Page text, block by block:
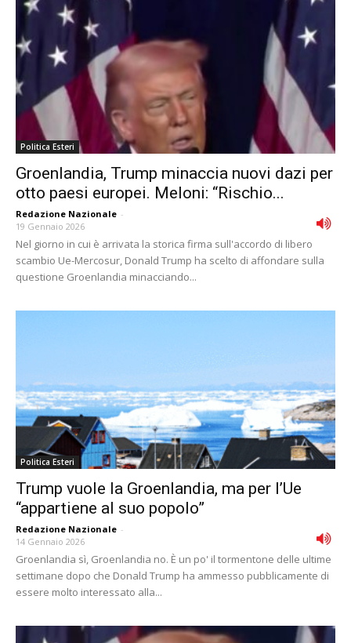
Politica Esteri
Groenlandia, Trump minaccia nuovi dazi per
otto paesi europei. Meloni: “Rischio...
Redazione Nazionale -
19 Gennaio 2026
Nel giorno in cui è arrivata la storica firma sull'accordo di libero
scambio Ue-Mercosur, Donald Trump ha scelto di affondare sulla
questione Groenlandia minacciando...
Politica Esteri
Trump vuole la Groenlandia, ma per l’Ue
“appartiene al suo popolo”
Redazione Nazionale -
14 Gennaio 2026
Groenlandia sì, Groenlandia no. È un po' il tormentone delle ultime
settimane dopo che Donald Trump ha ammesso pubblicamente di
essere molto interessato alla...